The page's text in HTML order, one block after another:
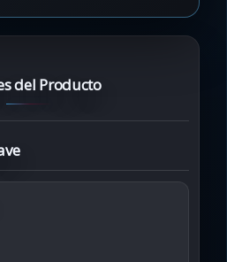
del Producto